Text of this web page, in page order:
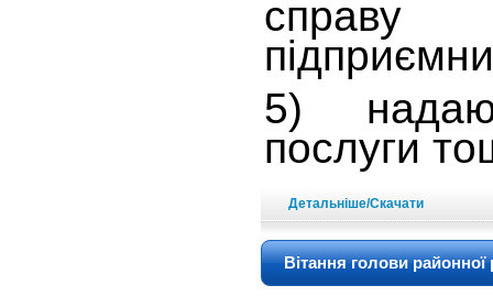
справу
5)
послуги
Детальніше/Скачати
Вітання голови